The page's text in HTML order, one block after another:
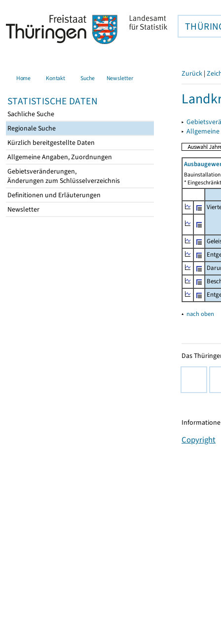
Home Kontakt Suche Newsletter
STATISTISCHE DATEN
Sachliche Suche
Regionale Suche
Kürzlich bereitgestellte Daten
Allgemeine Angaben, Zuordnungen
Gebietsveränderungen,
Änderungen zum Schlüsselverzeichnis
Definitionen und Erläuterungen
Newsletter
Zurück |
▸
▸
*
▴ nach oben
Das
Copyright